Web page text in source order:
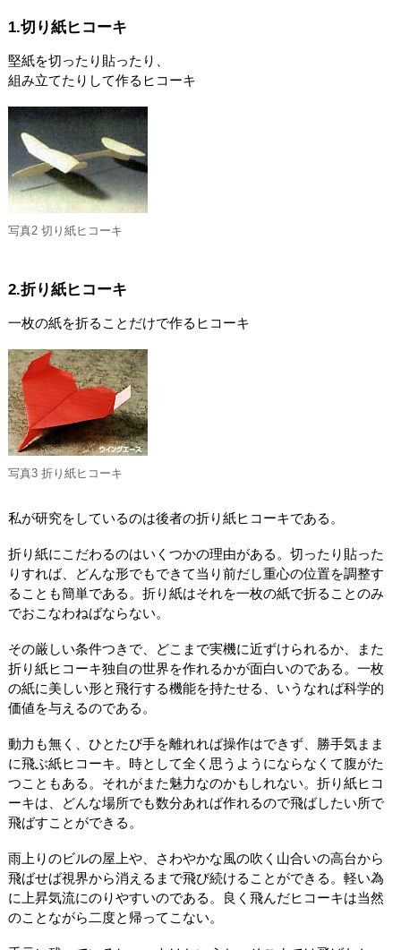
1.切り紙ヒコーキ
堅紙を切ったり貼ったり、
組み立てたりして作るヒコーキ
写真2 切り紙ヒコーキ
2.折り紙ヒコーキ
一枚の紙を折ることだけで作るヒコーキ
写真3 折り紙ヒコーキ
私が研究をしているのは後者の折り紙ヒコーキである。
折り紙にこだわるのはいくつかの理由がある。切ったり貼った
りすれば、どんな形でもできて当り前だし重心の位置を調整す
ることも簡単である。折り紙はそれを一枚の紙で折ることのみ
でおこなわねばならない。
その厳しい条件つきで、どこまで実機に近ずけられるか、また
折り紙ヒコーキ独自の世界を作れるかが面白いのである。一枚
の紙に美しい形と飛行する機能を持たせる、いうなれば科学的
価値を与えるのである。
動力も無く、ひとたび手を離れれば操作はできず、勝手気まま
に飛ぶ紙ヒコーキ。時として全く思うようにならなくて腹がた
つこともある。それがまた魅力なのかもしれない。折り紙ヒコ
ーキは、どんな場所でも数分あれば作れるので飛ばしたい所で
飛ばすことができる。
雨上りのビルの屋上や、さわやかな風の吹く山合いの高台から
飛ばせば視界から消えるまで飛び続けることができる。軽い為
に上昇気流にのりやすいのである。良く飛んだヒコーキは当然
のことながら二度と帰ってこない。